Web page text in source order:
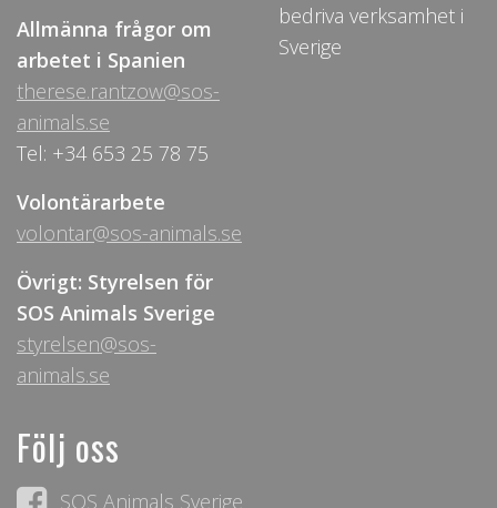
Allmänna frågor om
arbetet i Spanien
therese.rantzow@sos-
animals.se
Tel: +34 653 25 78 75
Volontärarbete
volontar@sos-animals.se
Övrigt: Styrelsen för
SOS Animals Sverige
styrelsen@sos-
animals.se
bedriva verksamhet i
Sverige
Följ oss
SOS Animals Sverige